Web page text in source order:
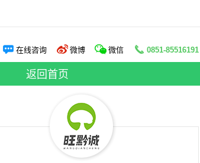
面试老师
阅读资料
阅读资料
| 大树资讯
在线咨询 微博 微信 0851-85516191
返回首页